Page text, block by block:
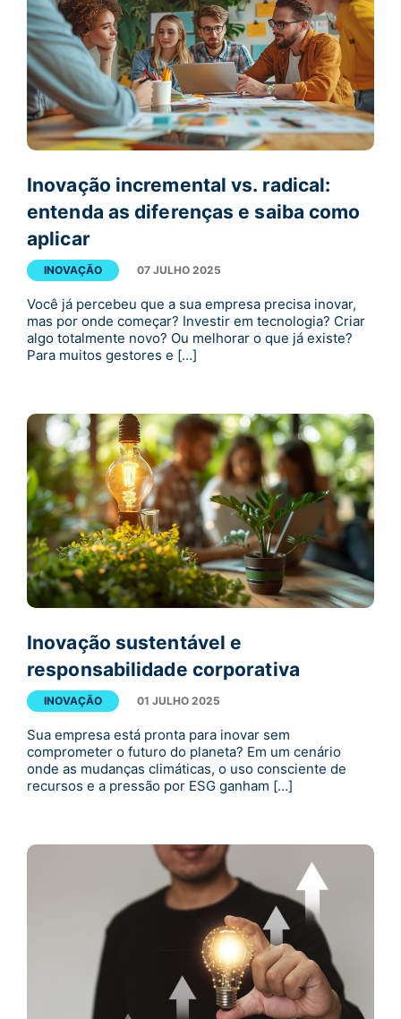
Inovação incremental vs. radical:
entenda as diferenças e saiba como
aplicar
INOVAÇÃO 07 JULHO 2025
Você já percebeu que a sua empresa precisa inovar,
mas por onde começar? Investir em tecnologia? Criar
algo totalmente novo? Ou melhorar o que já existe?
Para muitos gestores e […]
Inovação sustentável e
responsabilidade corporativa
INOVAÇÃO 01 JULHO 2025
Sua empresa está pronta para inovar sem
comprometer o futuro do planeta? Em um cenário
onde as mudanças climáticas, o uso consciente de
recursos e a pressão por ESG ganham […]